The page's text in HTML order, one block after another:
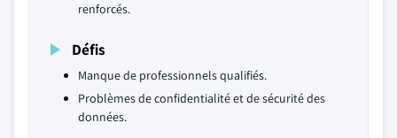
renforcés.
Défis
Manque de professionnels qualifiés.
Problèmes de confidentialité et de sécurité des
données.